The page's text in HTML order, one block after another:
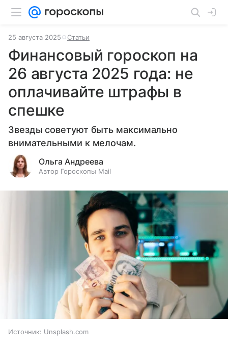
25 августа 2025 Статьи
Финансовый гороскоп на
26 августа 2025 года: не
оплачивайте штрафы в
спешке
Звезды советуют быть максимально
внимательными к мелочам.
Ольга Андреева
Автор Гороскопы Mail
Источник: Unsplash.com